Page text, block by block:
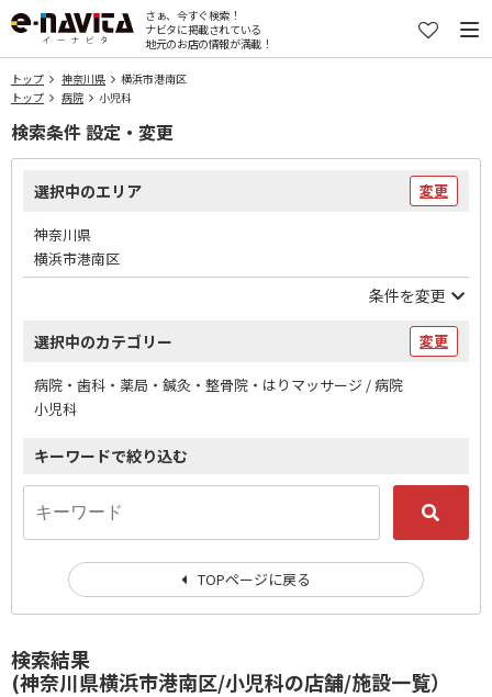
さぁ、今すぐ検索！
ナビタに掲載されている
地元のお店の情報が満載！
トップ 神奈川県
横浜市港南区
トップ
病院 小児科
検索結果
(神奈川県横浜市港南区/小児科の店舗/施設一覧）
検索条件 設定・変更
選択中のエリア 変更
神奈川県
横浜市港南区
条件を変更
選択中のカテゴリー 変更
病院・歯科・薬局・鍼灸・整骨院・はりマッサージ / 病院
小児科
キーワードで絞り込む
TOPページに戻る